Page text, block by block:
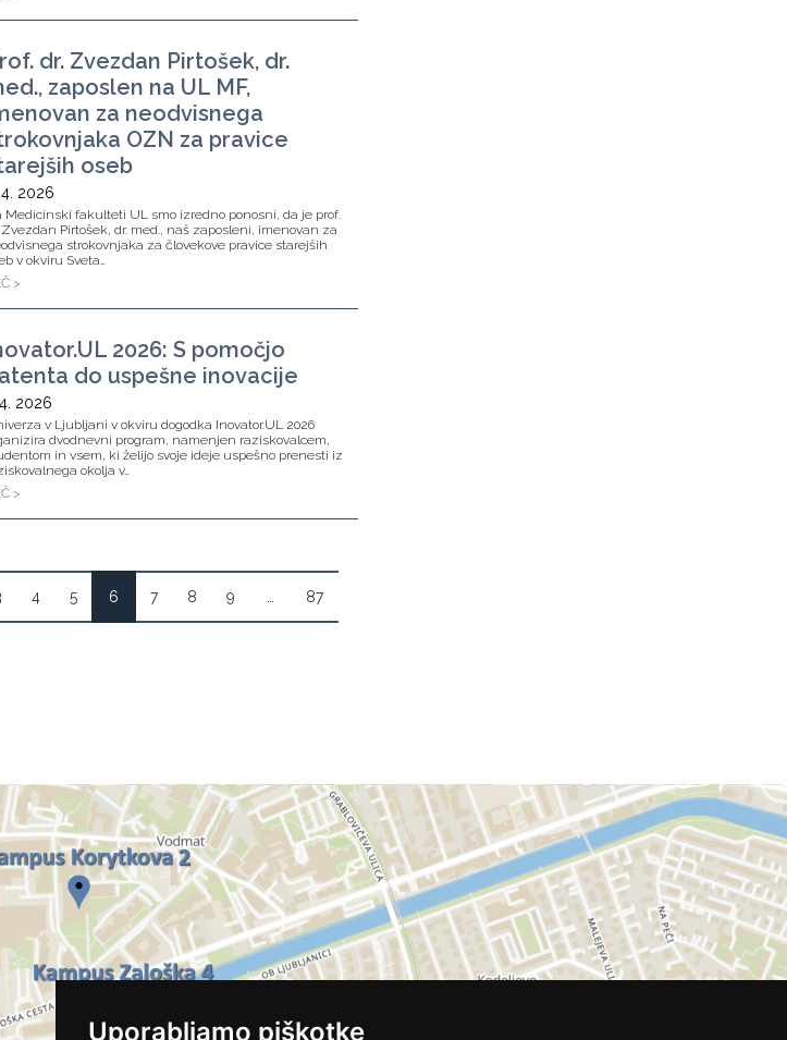
Uporabljamo piškotke
dr. Zvezdan Pirtošek, dr.
zaposlen na UL MF,
za neodvisnega
OZN za pravice
oseb
2026
Medicinski fakulteti UL smo izredno ponosni, da je prof.
Zvezdan Pirtošek, dr. med., naš zaposleni, imenovan za
strokovnjaka za človekove pravice starejših
v okviru Sveta…
>
2026: S pomočjo
do uspešne inovacije
2026
v Ljubljani v okviru dogodka Inovator.UL 2026
dvodnevni program, namenjen raziskovalcem,
in vsem, ki želijo svoje ideje uspešno prenesti iz
okolja v…
>
4 5 6 7 8 9 87